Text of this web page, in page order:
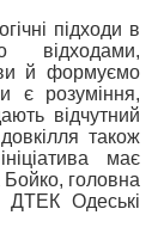
підходи в
відходами,
й формуємо
є розуміння,
відчутний
також
має
головна
ДТЕК Одеські